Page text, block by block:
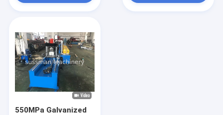
Mesin Pembentuk Roda Baki Kabel
Stud dan lagu gulungan yang membentuk mesin
CZ Purlin Roll Forming Machine
550MPa Galvanized